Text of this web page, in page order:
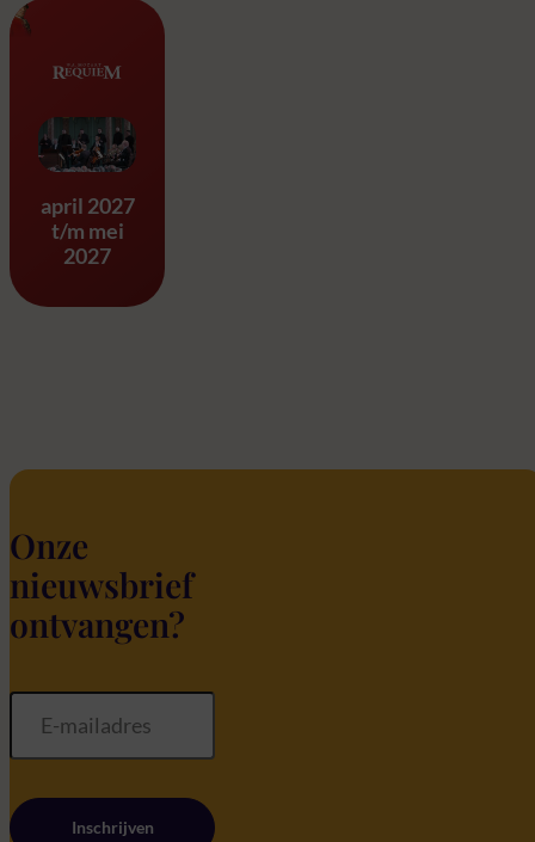
Requiem & Eine Kleine
april 2027
t/m mei
2027
Onze
nieuwsbrief
ontvangen?
Inschrijven